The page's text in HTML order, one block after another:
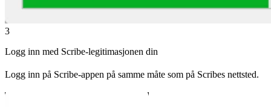
3
Logg inn med Scribe-legitimasjonen din
Logg inn på Scribe-appen på samme måte som på Scribes nettsted.